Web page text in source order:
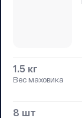
1.5 кг
Вес маховика
8 шт